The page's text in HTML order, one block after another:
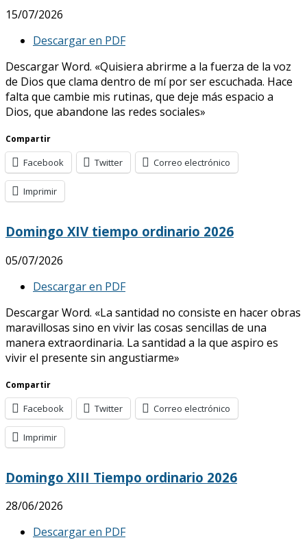
15/07/2026
Descargar en PDF
Descargar Word. «Quisiera abrirme a la fuerza de la voz
de Dios que clama dentro de mí por ser escuchada. Hace
falta que cambie mis rutinas, que deje más espacio a
Dios, que abandone las redes sociales»
Compartir
Facebook Twitter Correo electrónico
Imprimir
Domingo XIV tiempo ordinario 2026
05/07/2026
Descargar en PDF
Descargar Word. «La santidad no consiste en hacer obras
maravillosas sino en vivir las cosas sencillas de una
manera extraordinaria. La santidad a la que aspiro es
vivir el presente sin angustiarme»
Compartir
Facebook Twitter Correo electrónico
Imprimir
Domingo XIII Tiempo ordinario 2026
28/06/2026
Descargar en PDF